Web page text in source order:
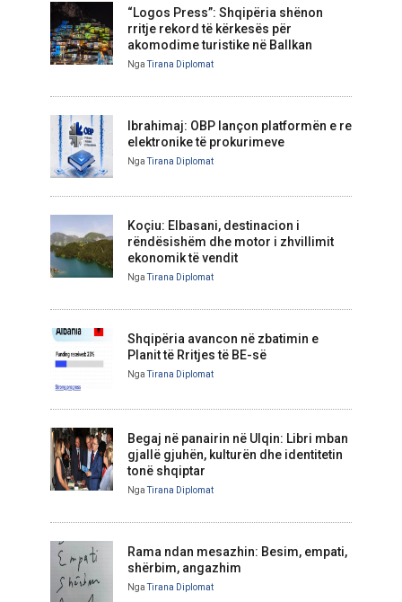
“Logos Press”: Shqipëria shënon
rritje rekord të kërkesës për
akomodime turistike në Ballkan
NgaTirana Diplomat
Ibrahimaj: OBP lançon platformën e re
elektronike të prokurimeve
NgaTirana Diplomat
Koçiu: Elbasani, destinacion i
rëndësishëm dhe motor i zhvillimit
ekonomik të vendit
NgaTirana Diplomat
Shqipëria avancon në zbatimin e
Planit të Rritjes të BE-së
NgaTirana Diplomat
Begaj në panairin në Ulqin: Libri mban
gjallë gjuhën, kulturën dhe identitetin
tonë shqiptar
NgaTirana Diplomat
Rama ndan mesazhin: Besim, empati,
shërbim, angazhim
NgaTirana Diplomat